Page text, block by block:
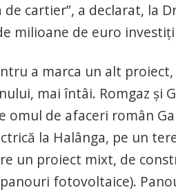
de cartier”, a declarat, la
milioane de euro
a marca un alt
mai întâi. Romgaz și
omul de afaceri român
la Halânga, pe un
un proiect mixt, de
panouri fotovoltaice).